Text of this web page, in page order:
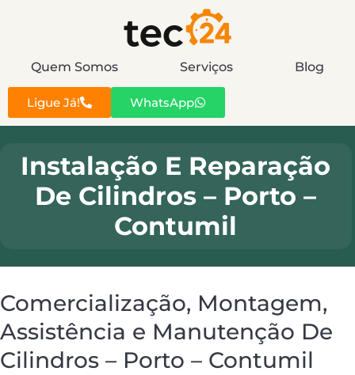
Quem Somos Serviços Blog
Ligue Já! WhatsApp
Instalação E Reparação
De Cilindros – Porto –
Contumil
Comercialização, Montagem,
Assistência e Manutenção De
Cilindros – Porto – Contumil